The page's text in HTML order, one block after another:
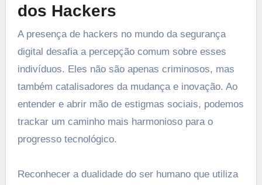
dos Hackers
A presença de hackers no mundo da segurança
digital desafia a percepção comum sobre esses
indivíduos. Eles não são apenas criminosos, mas
também catalisadores da mudança e inovação. Ao
entender e abrir mão de estigmas sociais, podemos
trackar um caminho mais harmonioso para o
progresso tecnológico.
Reconhecer a dualidade do ser humano que utiliza